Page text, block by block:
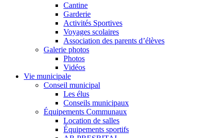
Cantine
Garderie
Activités Sportives
Voyages scolaires
Association des parents d’élèves
Galerie photos
Photos
Vidéos
Vie municipale
Conseil municipal
Les élus
Conseils municipaux
Équipements Communaux
Location de salles
Équipements sportifs